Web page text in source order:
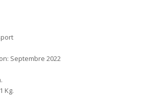
Septembre 2022
Kg.